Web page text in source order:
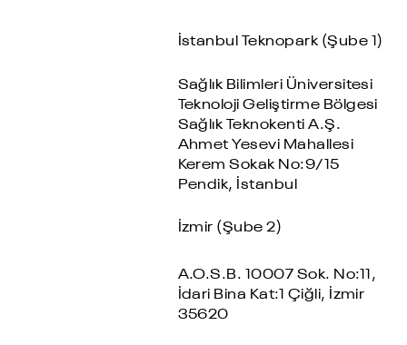
İstanbul Teknopark (Şube 1)
Sağlık Bilimleri Üniversitesi
Teknoloji Geliştirme Bölgesi
Sağlık Teknokenti A.Ş.
Ahmet Yesevi Mahallesi
Kerem Sokak No:9/15
Pendik, İstanbul
İzmir (Şube 2)
A.O.S.B. 10007 Sok. No:11,
İdari Bina Kat:1 Çiğli, İzmir
35620